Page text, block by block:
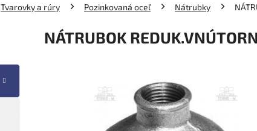
Tvarovky a rúry Pozinkovaná oceľ Nátrubky
NÁTRUBOK